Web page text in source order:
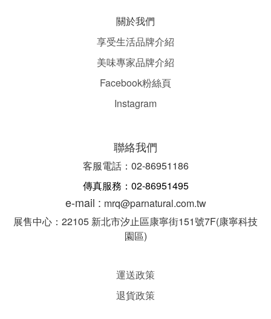
關於我們
享受生活品牌介紹
美味專家品牌介紹
Facebook粉絲頁
Instagram
聯絡我們
客服電話：02-86951186
傳真服務：02-86951495
e-mail : mrq@parnatural.com.tw
展售中心：22105 新北市汐止區康寧街151號7F(康寧科技
園區)
運送政策
退貨政策